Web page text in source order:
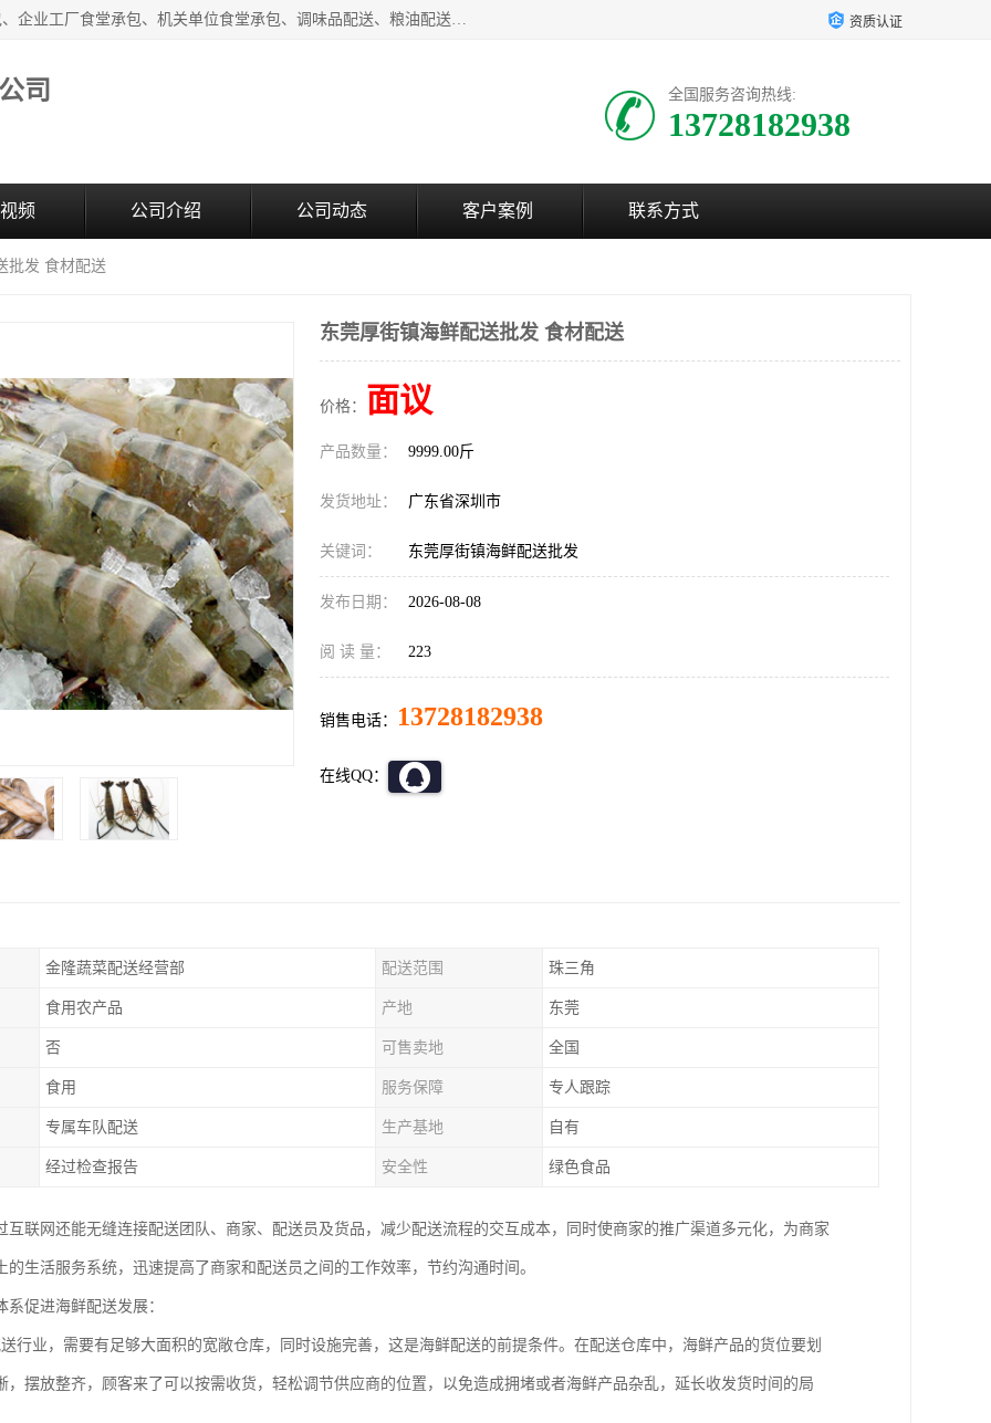
东莞市康隆膳食管理有限公司主要从事：蔬菜配送、食堂承包、企业工厂食堂承包、机关单位食堂承包、调味品配送、粮油配送、干货配送、副食配送、水果配送、海鲜配送等业务，东莞蔬菜配送电话，咨询在线客服。 资质认证
司 全国服务咨询热线:
13728182938
频 公司介绍 公司动态 客户案例 联系方式
批发 食材配送
东莞厚街镇海鲜配送批发 食材配送
价格： 面议
产品数量： 9999.00斤
发货地址： 广东省深圳市
关键词： 东莞厚街镇海鲜配送批发
发布日期： 2026-08-08
阅 读 量： 223
销售电话： 13728182938
在线QQ：
金隆蔬菜配送经营部 配送范围 珠三角
食用农产品 产地 东莞
否 可售卖地 全国
食用 服务保障 专人跟踪
专属车队配送 生产基地 自有
经过检查报告 安全性 绿色食品
互联网还能无缝连接配送团队、商家、配送员及货品，减少配送流程的交互成本，同时使商家的推广渠道多元化，为商家
的生活服务系统，迅速提高了商家和配送员之间的工作效率，节约沟通时间。
系促进海鲜配送发展：
行业，需要有足够大面积的宽敞仓库，同时设施完善，这是海鲜配送的前提条件。在配送仓库中，海鲜产品的货位要划
，摆放整齐，顾客来了可以按需收货，轻松调节供应商的位置，以免造成拥堵或者海鲜产品杂乱，延长收发货时间的局